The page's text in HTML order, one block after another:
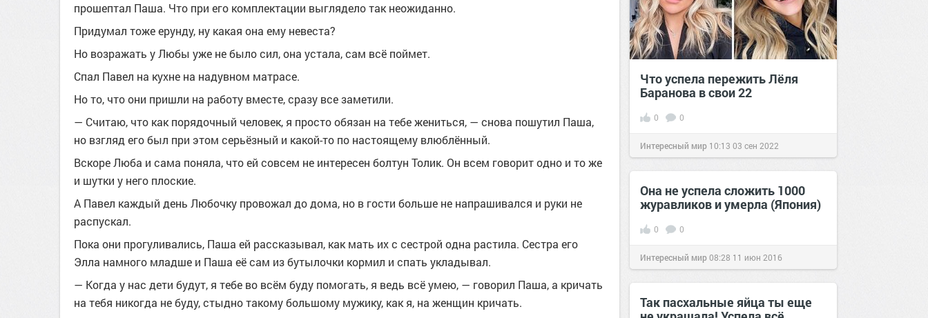
прошептал Паша. Что при его комплектации выглядело так неожиданно.
Придумал тоже ерунду, ну какая она ему невеста?
Но возражать у Любы уже не было сил, она устала, сам всё поймет.
Спал Павел на кухне на надувном матрасе.
Но то, что они пришли на работу вместе, сразу все заметили.
— Считаю, что как порядочный человек, я просто обязан на тебе жениться, — снова пошутил Паша,
но взгляд его был при этом серьёзный и какой-то по настоящему влюблённый.
Вскоре Люба и сама поняла, что ей совсем не интересен болтун Толик. Он всем говорит одно и то же
и шутки у него плоские.
А Павел каждый день Любочку провожал до дома, но в гости больше не напрашивался и руки не
распускал.
Пока они прогуливались, Паша ей рассказывал, как мать их с сестрой одна растила. Сестра его
Элла намного младше и Паша её сам из бутылочки кормил и спать укладывал.
— Когда у нас дети будут, я тебе во всём буду помогать, я ведь всё умею, — говорил Паша, а кричать
на тебя никогда не буду, стыдно такому большому мужику, как я, на женщин кричать.
Что успела пережить Лёля
Баранова в свои 22
0 0
Интересный мир 10:13 03 сен 2022
Она не успела сложить 1000
журавликов и умерла (Япония)
0 0
Интересный мир08:28 11 июн 2016
Так пасхальные яйца ты еще